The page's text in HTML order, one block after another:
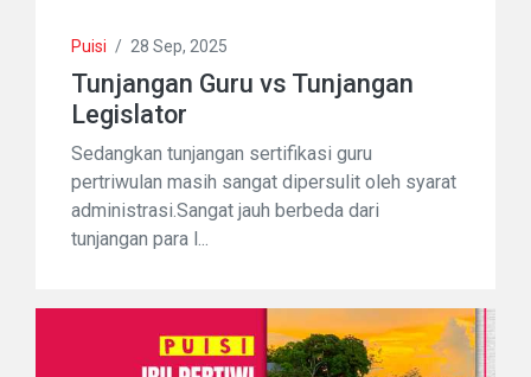
Puisi / 28 Sep, 2025
Tunjangan Guru vs Tunjangan
Legislator
Sedangkan tunjangan sertifikasi guru
pertriwulan masih sangat dipersulit oleh syarat
administrasi.Sangat jauh berbeda dari
tunjangan para l...